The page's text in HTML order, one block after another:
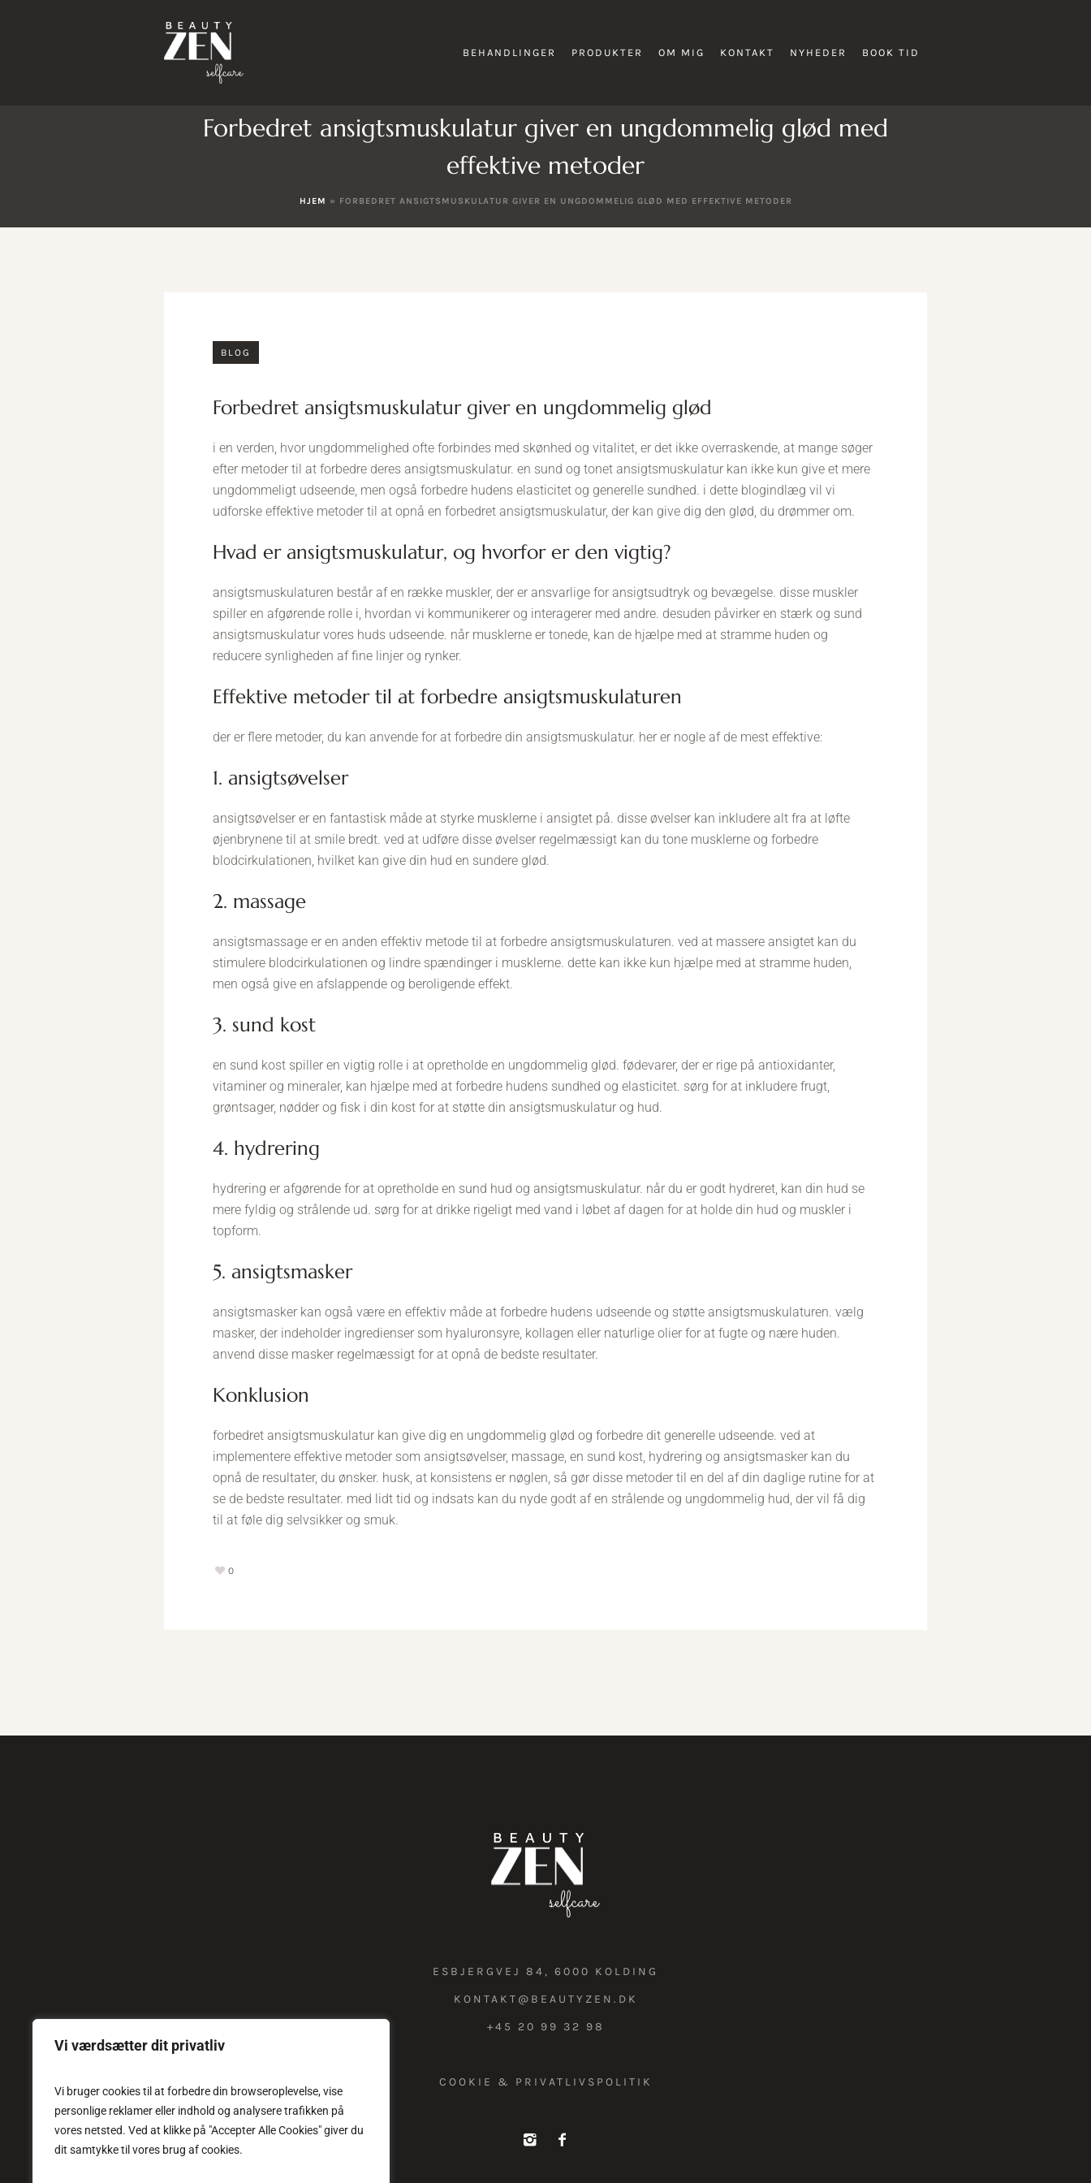
Vi værdsætter dit privatliv
Vi bruger cookies til at forbedre din browseroplevelse, vise
personlige reklamer eller indhold og analysere trafikken på
vores netsted. Ved at klikke på "Accepter Alle Cookies" giver du
dit samtykke til vores brug af cookies.
BEHANDLINGER PRODUKTER OM MIG KONTAKT NYHEDER BOOK TID
Forbedret ansigtsmuskulatur giver en ungdommelig glød med
effektive metoder
HJEM » FORBEDRET ANSIGTSMUSKULATUR GIVER EN UNGDOMMELIG GLØD MED EFFEKTIVE METODER
BLOG
forbedret ansigtsmuskulatur giver en ungdommelig glød
i en verden, hvor ungdommelighed ofte forbindes med skønhed og vitalitet, er det ikke overraskende, at mange søger
efter metoder til at forbedre deres ansigtsmuskulatur. en sund og tonet ansigtsmuskulatur kan ikke kun give et mere
ungdommeligt udseende, men også forbedre hudens elasticitet og generelle sundhed. i dette blogindlæg vil vi
udforske effektive metoder til at opnå en forbedret ansigtsmuskulatur, der kan give dig den glød, du drømmer om.
hvad er ansigtsmuskulatur, og hvorfor er den vigtig?
ansigtsmuskulaturen består af en række muskler, der er ansvarlige for ansigtsudtryk og bevægelse. disse muskler
spiller en afgørende rolle i, hvordan vi kommunikerer og interagerer med andre. desuden påvirker en stærk og sund
ansigtsmuskulatur vores huds udseende. når musklerne er tonede, kan de hjælpe med at stramme huden og
reducere synligheden af fine linjer og rynker.
effektive metoder til at forbedre ansigtsmuskulaturen
der er flere metoder, du kan anvende for at forbedre din ansigtsmuskulatur. her er nogle af de mest effektive:
1. ansigtsøvelser
ansigtsøvelser er en fantastisk måde at styrke musklerne i ansigtet på. disse øvelser kan inkludere alt fra at løfte
øjenbrynene til at smile bredt. ved at udføre disse øvelser regelmæssigt kan du tone musklerne og forbedre
blodcirkulationen, hvilket kan give din hud en sundere glød.
2. massage
ansigtsmassage er en anden effektiv metode til at forbedre ansigtsmuskulaturen. ved at massere ansigtet kan du
stimulere blodcirkulationen og lindre spændinger i musklerne. dette kan ikke kun hjælpe med at stramme huden,
men også give en afslappende og beroligende effekt.
3. sund kost
en sund kost spiller en vigtig rolle i at opretholde en ungdommelig glød. fødevarer, der er rige på antioxidanter,
vitaminer og mineraler, kan hjælpe med at forbedre hudens sundhed og elasticitet. sørg for at inkludere frugt,
grøntsager, nødder og fisk i din kost for at støtte din ansigtsmuskulatur og hud.
4. hydrering
hydrering er afgørende for at opretholde en sund hud og ansigtsmuskulatur. når du er godt hydreret, kan din hud se
mere fyldig og strålende ud. sørg for at drikke rigeligt med vand i løbet af dagen for at holde din hud og muskler i
topform.
5. ansigtsmasker
ansigtsmasker kan også være en effektiv måde at forbedre hudens udseende og støtte ansigtsmuskulaturen. vælg
masker, der indeholder ingredienser som hyaluronsyre, kollagen eller naturlige olier for at fugte og nære huden.
anvend disse masker regelmæssigt for at opnå de bedste resultater.
konklusion
forbedret ansigtsmuskulatur kan give dig en ungdommelig glød og forbedre dit generelle udseende. ved at
implementere effektive metoder som ansigtsøvelser, massage, en sund kost, hydrering og ansigtsmasker kan du
opnå de resultater, du ønsker. husk, at konsistens er nøglen, så gør disse metoder til en del af din daglige rutine for at
se de bedste resultater. med lidt tid og indsats kan du nyde godt af en strålende og ungdommelig hud, der vil få dig
til at føle dig selvsikker og smuk.
0
ESBJERGVEJ 84, 6000 KOLDING
KONTAKT@BEAUTYZEN.DK
+45 20 99 32 98
COOKIE & PRIVATLIVSPOLITIK